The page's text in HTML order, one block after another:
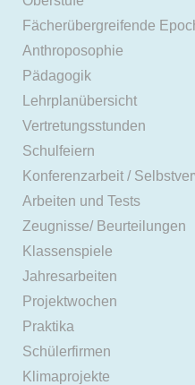
Fächerübergreifende
Anthroposophie
Pädagogik
Lehrplanübersicht
Vertretungsstunden
Schulfeiern
Konferenzarbeit /
Arbeiten und Tests
Zeugnisse/ Beurteilungen
Klassenspiele
Jahresarbeiten
Projektwochen
Praktika
Schülerfirmen
Klimaprojekte